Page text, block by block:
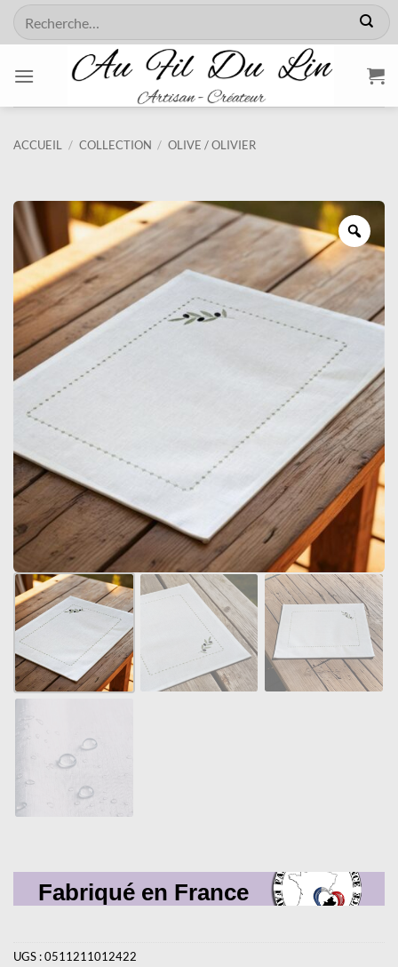
Passer
Recherche
pour :
ACCUEIL / COLLECTION / OLIVE / OLIVIER
Fabriqué en France
UGS :0511211012422